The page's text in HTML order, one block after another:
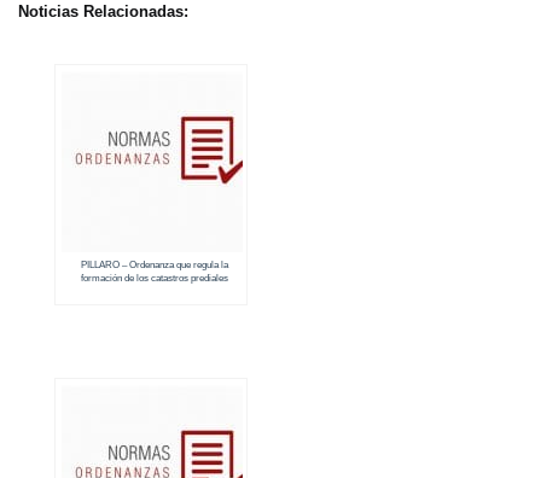
Noticias Relacionadas:
PILLARO – Ordenanza que regula la
formación de los catastros prediales